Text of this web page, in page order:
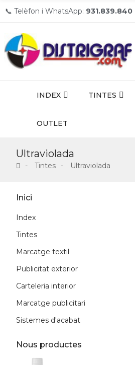
📞 Telèfon i WhatsApp: 931.839.840
INDEX TINTES
OUTLET
Ultraviolada
Tintes Ultraviolada
Inici
Index
Tintes
Marcatge textil
Publicitat exterior
Carteleria interior
Marcatge publicitari
Sistemes d'acabat
Nous productes